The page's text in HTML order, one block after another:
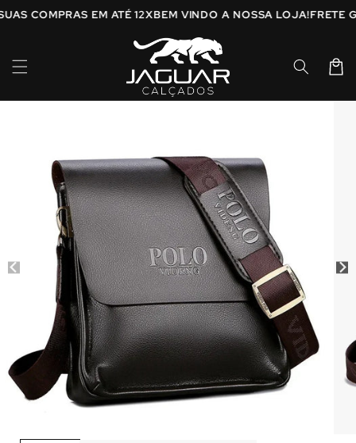
para o
SUAS COMPRAS EM ATÉ 12XBEM VINDO A NOSSA LOJA!
Pular para